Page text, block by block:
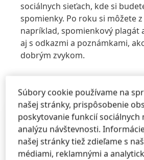
sociálnych sieťach, kde si
spomienky. Po roku si môžete
napríklad, spomienkový plagát
aj s odkazmi a poznámkami,
dobrým zvykom.
Súbory cookie používame na
našej stránky, prispôsobenie
poskytovanie funkcií sociálnych
analýzu návštevnosti.
našej stránky tiež zdieľame s
médiami, reklamnými a